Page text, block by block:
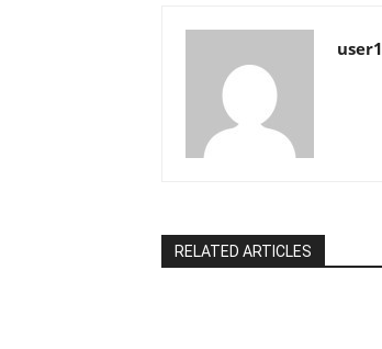
user1
RELATED ARTICLES